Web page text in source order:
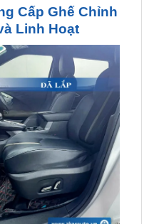
Chỉnh Điện | Tiện Ích